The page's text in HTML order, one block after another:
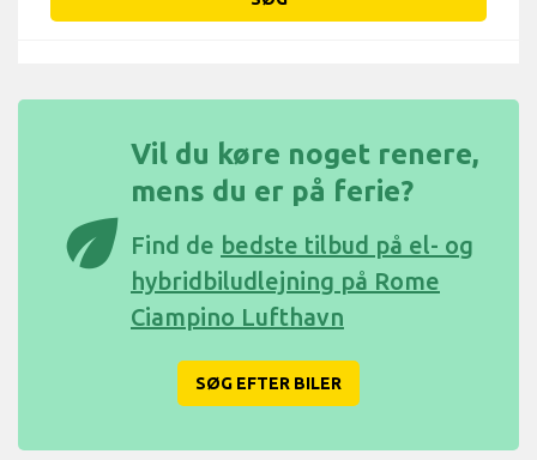
eco
Vil du køre noget renere,
mens du er på ferie?
Find de bedste tilbud på el- og
hybridbiludlejning på Rome
Ciampino Lufthavn
SØG EFTER BILER